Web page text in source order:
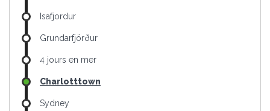
Isafjordur
Grundarfjörður
4 jours en mer
Charlotttown
Sydney